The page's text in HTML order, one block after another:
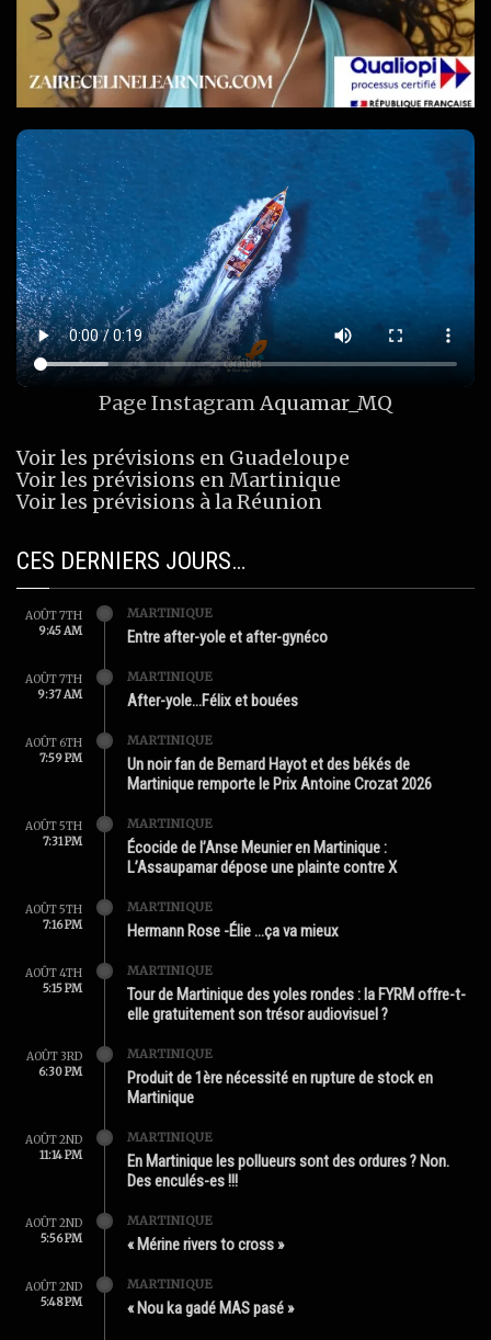
Page Instagram Aquamar_MQ
Voir les prévisions en Guadeloupe
Voir les prévisions en Martinique
Voir les prévisions à la Réunion
CES DERNIERS JOURS…
AOÛT 7TH
9:45 AM
MARTINIQUE
Entre after-yole et after-gynéco
AOÛT 7TH
9:37 AM
MARTINIQUE
After-yole…Félix et bouées
AOÛT 6TH
7:59 PM
MARTINIQUE
Un noir fan de Bernard Hayot et des békés de
Martinique remporte le Prix Antoine Crozat 2026
AOÛT 5TH
7:31 PM
MARTINIQUE
Écocide de l’Anse Meunier en Martinique :
L’Assaupamar dépose une plainte contre X
AOÛT 5TH
7:16 PM
MARTINIQUE
Hermann Rose -Élie …ça va mieux
AOÛT 4TH
5:15 PM
MARTINIQUE
Tour de Martinique des yoles rondes : la FYRM offre-t-
elle gratuitement son trésor audiovisuel ?
AOÛT 3RD
6:30 PM
MARTINIQUE
Produit de 1ère nécessité en rupture de stock en
Martinique
AOÛT 2ND
11:14 PM
MARTINIQUE
En Martinique les pollueurs sont des ordures ? Non.
Des enculés-es !!!
AOÛT 2ND
5:56 PM
MARTINIQUE
« Mérine rivers to cross »
AOÛT 2ND
5:48 PM
MARTINIQUE
« Nou ka gadé MAS pasé »